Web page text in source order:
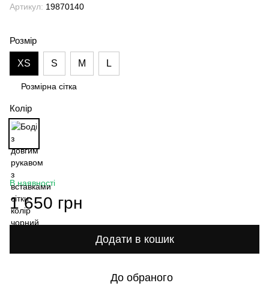
Артикул: 19870140
Розмір
XS S M L
Розмірна сітка
Колір
В наявності
1 650 грн
Додати в кошик
До обраного